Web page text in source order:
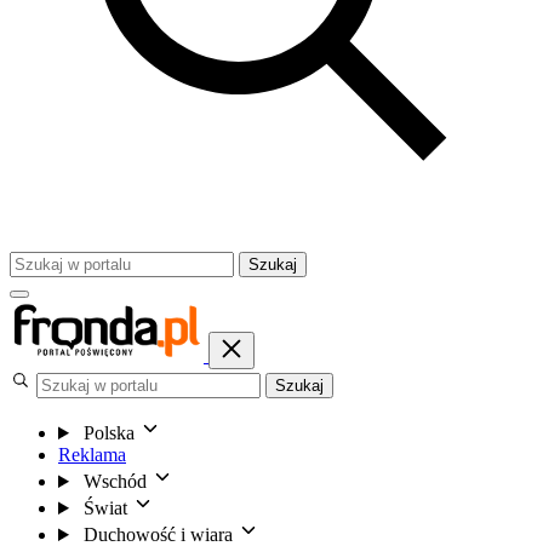
Szukaj
Szukaj
Polska
Reklama
Wschód
Świat
Duchowość i wiara